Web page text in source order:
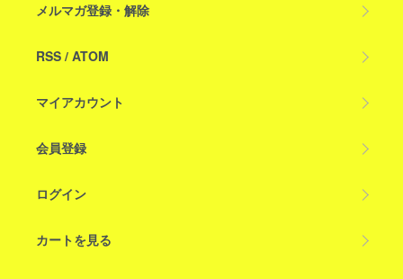
メルマガ登録・解除
RSS / ATOM
マイアカウント
会員登録
ログイン
カートを見る